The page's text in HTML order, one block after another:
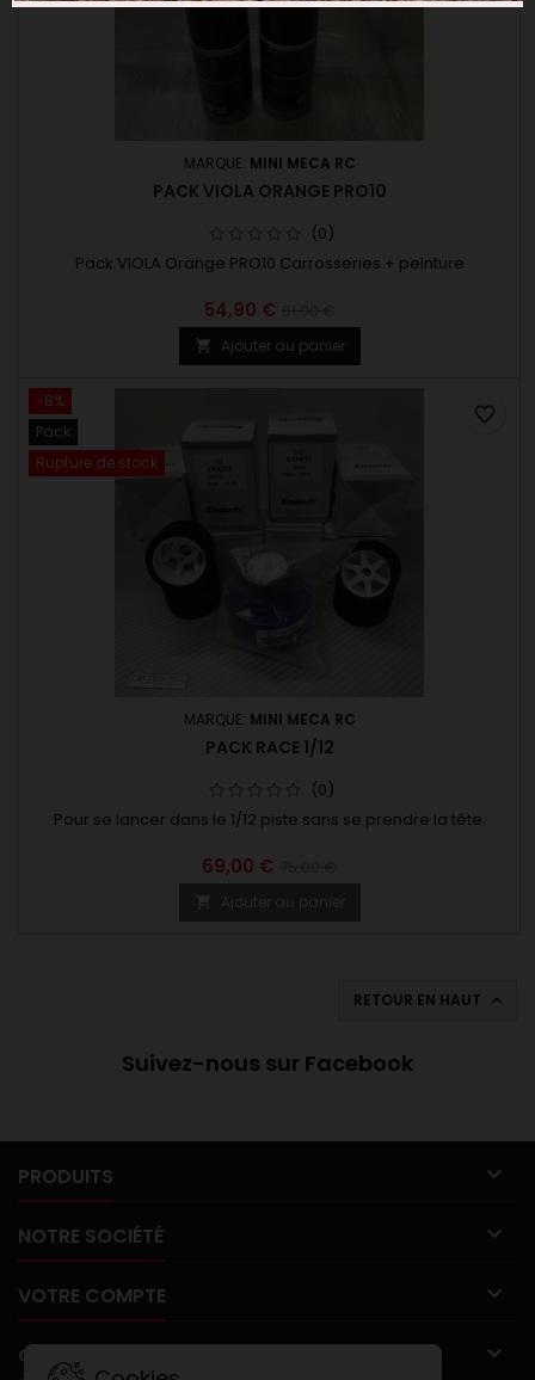
MARQUE: MINI MECA RC
PACK VIOLA ORANGE PRO10
(0)
Pack VIOLA Orange PRO10 Carrosseries + peinture
54,90 €
 Ajouter au panier
-8%
Pack
Rupture de stock
MARQUE: MINI MECA RC
PACK RACE 1/12
(0)
Pour se lancer dans le 1/12 piste sans se prendre la tête.
69,00 €
favorite_border
RETOUR EN HAUT 
Suivez-nous sur Facebook
PRODUITS 
NOTRE SOCIÉTÉ 
VOTRE COMPTE 
CONTACT 